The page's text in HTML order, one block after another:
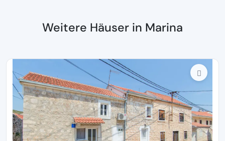
Weitere Häuser in Marina